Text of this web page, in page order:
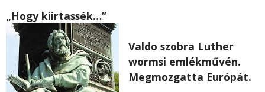
„Hogy kiirtassék…”
Valdo szobra Luther
wormsi emlékművén.
Megmozgatta Európát.